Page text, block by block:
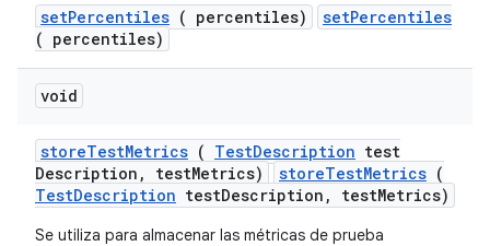
setPercentiles ( percentiles)
setPercentiles
( percentiles)
void
storeTestMetrics ( TestDescription test
Description , testMetrics) storeTestMetrics (
TestDescription testDescription, testMetrics)
Se utiliza para almacenar las métricas de prueba